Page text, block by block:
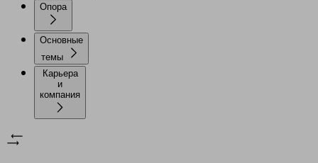
Опора
Основные
темы
Карьера
и
компания